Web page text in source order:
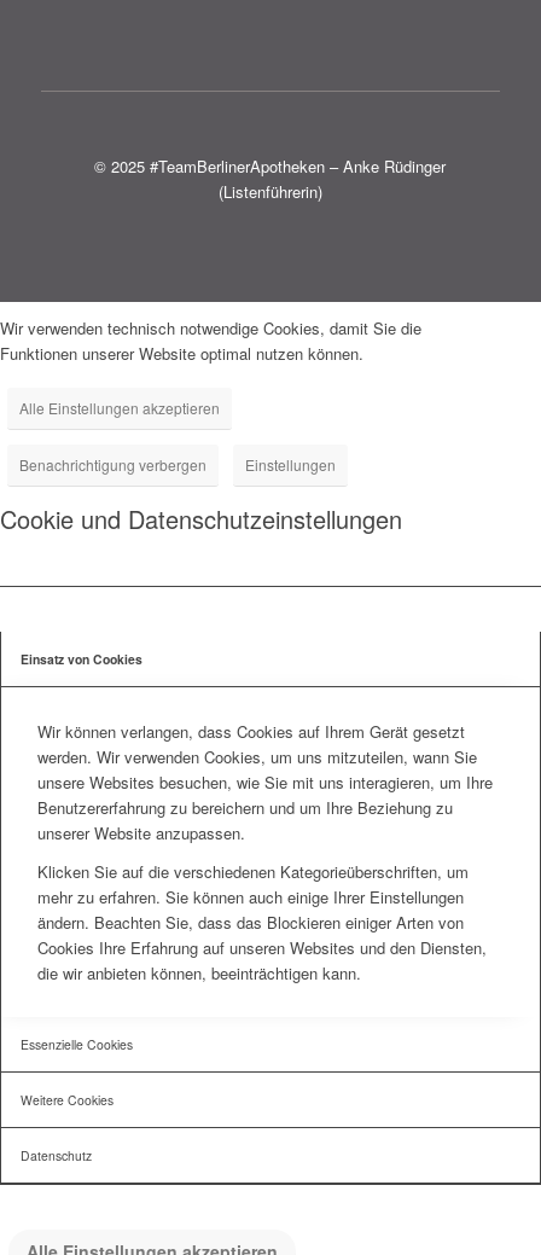
© 2025 #TeamBerlinerApotheken – Anke Rüdinger
(Listenführerin)
Wir verwenden technisch notwendige Cookies, damit Sie die
Funktionen unserer Website optimal nutzen können.
Alle Einstellungen akzeptieren
Benachrichtigung verbergen Einstellungen
Cookie und Datenschutzeinstellungen
Einsatz von Cookies
Wir können verlangen, dass Cookies auf Ihrem Gerät gesetzt
werden. Wir verwenden Cookies, um uns mitzuteilen, wann Sie
unsere Websites besuchen, wie Sie mit uns interagieren, um Ihre
Benutzererfahrung zu bereichern und um Ihre Beziehung zu
unserer Website anzupassen.
Klicken Sie auf die verschiedenen Kategorieüberschriften, um
mehr zu erfahren. Sie können auch einige Ihrer Einstellungen
ändern. Beachten Sie, dass das Blockieren einiger Arten von
Cookies Ihre Erfahrung auf unseren Websites und den Diensten,
die wir anbieten können, beeinträchtigen kann.
Essenzielle Cookies
Weitere Cookies
Datenschutz